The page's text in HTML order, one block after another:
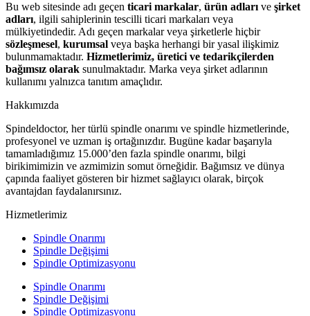
Bu web sitesinde adı geçen ticari markalar, ürün adları ve şirket
adları, ilgili sahiplerinin tescilli ticari markaları veya
mülkiyetindedir. Adı geçen markalar veya şirketlerle hiçbir
sözleşmesel, kurumsal veya başka herhangi bir yasal ilişkimiz
bulunmamaktadır. Hizmetlerimiz, üretici ve tedarikçilerden
bağımsız olarak sunulmaktadır. Marka veya şirket adlarının
kullanımı yalnızca tanıtım amaçlıdır.
Hakkımızda
Spindeldoctor, her türlü spindle onarımı ve spindle hizmetlerinde,
profesyonel ve uzman iş ortağınızdır. Bugüne kadar başarıyla
tamamladığımız 15.000’den fazla spindle onarımı, bilgi
birikimimizin ve azmimizin somut örneğidir. Bağımsız ve dünya
çapında faaliyet gösteren bir hizmet sağlayıcı olarak, birçok
avantajdan faydalanırsınız.
Hizmetlerimiz
Spindle Onarımı
Spindle Değişimi
Spindle Optimizasyonu
Spindle Onarımı
Spindle Değişimi
Spindle Optimizasyonu